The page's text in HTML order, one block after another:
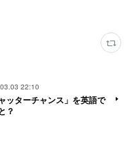
22:10
ッターチャンス」を英語で
？